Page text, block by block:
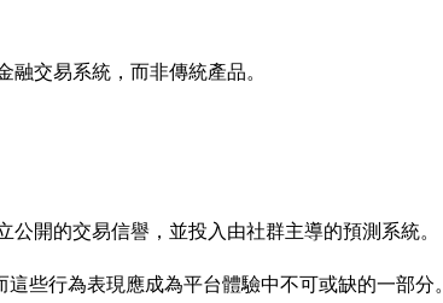
交易系統，而非傳統產品。
開的交易信譽，並投入由社群主導的預測系統。
些行為表現應成為平台體驗中不可或缺的一部分。